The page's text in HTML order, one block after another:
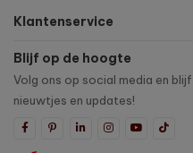
Klantenservice
Blijf op de hoogte
Volg ons op social media en
nieuwtjes en updates!